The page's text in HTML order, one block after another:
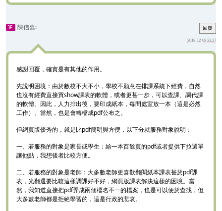
回覆
3F 陳信嘉:
2018-12-08 23:27
感謝回覆，確實是有其他的作用。
先說明困境：由於敝校不大不小，學校不願意在排課系統下經費，自然
也沒有經費直接買show課表的軟體，或者更甚一步，可以查課、調代課
的軟體。因此，人力排出後，要印成紙本，每間處室放一本（這是必然
工作）。當然，也是會轉檔成pdf公布之。
但網頁版優秀的，就是比pdf簡明與方便，以下分就服務對象說明：
一、若服務的對象是家長或學生：給一本百餘頁的pdf或者提供下拉選單
讓他點，我想後者比較方便。
二、若服務的對象是老師：大多數老師更喜歡翻閱紙本課表甚於pdf課
表，光翻還要比較這樣調課好不好，網頁版課表解決這樣的困境。當
然，我知道直接把pdf弄成兩個檔名不一的檔案，也是可以便於查找，但
大多數老師都是拒絕學習的，這是行政的悲哀。